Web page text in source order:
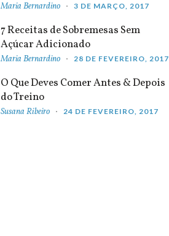
Maria Bernardino 3 DE MARÇO, 2017
7 Receitas de Sobremesas Sem
Açúcar Adicionado
Maria Bernardino 28 DE FEVEREIRO, 2017
O Que Deves Comer Antes & Depois
do Treino
Susana Ribeiro 24 DE FEVEREIRO, 2017